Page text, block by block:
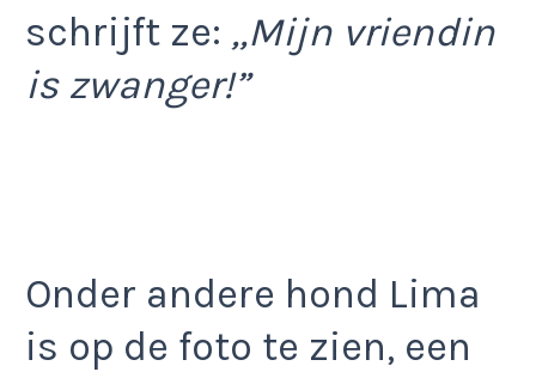
schrijft ze: ,,Mijn vriendin
is zwanger!”
Onder andere hond Lima
is op de foto te zien, een